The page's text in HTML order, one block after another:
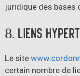
juridique des bases
8. Liens
Le site
certain nombre de